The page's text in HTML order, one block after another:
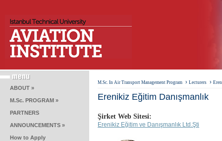
ABOUT »
M.Sc. PROGRAM »
PARTNERS
ANNOUNCEMENTS »
How to Apply
M.Sc. In Air Transport Management Program › Lecturers ›
Erenikiz Eğitim Danışmanlık
Şirket Web Sitesi:
Erenikiz Eğitim ve Danışmanlık Ltd.Şti